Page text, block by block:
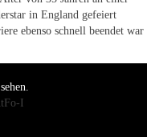
in England gefeiert
ebenso schnell beendet war
I